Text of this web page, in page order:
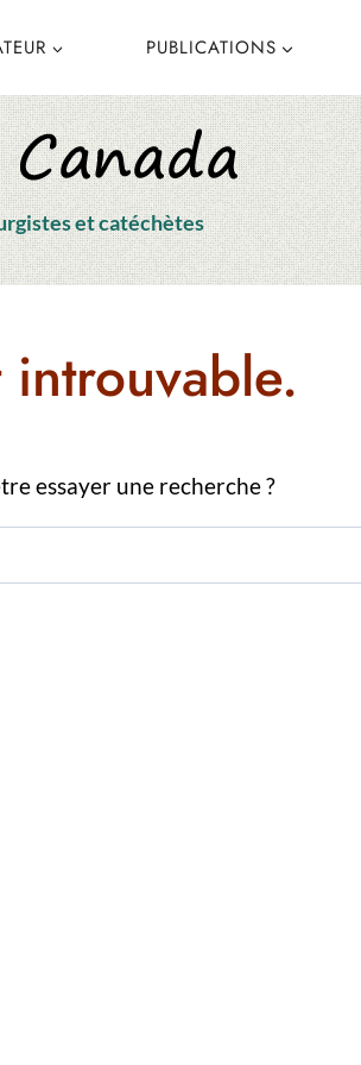
PUBLICATIONS
et catéchètes
essayer une recherche ?